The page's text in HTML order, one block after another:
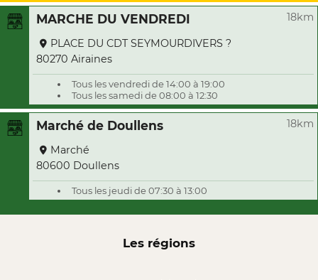
MARCHE DU VENDREDI 18km
PLACE DU CDT SEYMOURDIVERS ?
80270 Airaines
Tous les vendredi de 14:00 à 19:00
Tous les samedi de 08:00 à 12:30
Marché de Doullens 18km
Marché
80600 Doullens
Tous les jeudi de 07:30 à 13:00
Les régions